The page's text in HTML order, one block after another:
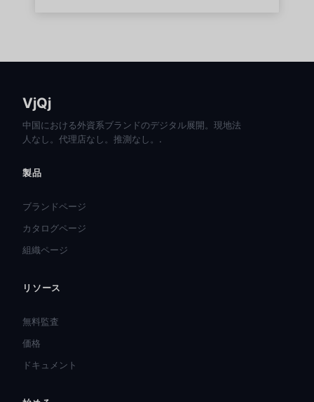
VjQj
中国における外資系ブランドのデジタル展開。現地法
人なし。代理店なし。推測なし。.
製品
ブランドページ
カタログページ
組織ページ
リソース
無料監査
価格
ドキュメント